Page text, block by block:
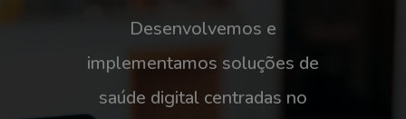
Desenvolvemos e
implementamos soluções de
saúde digital centradas no